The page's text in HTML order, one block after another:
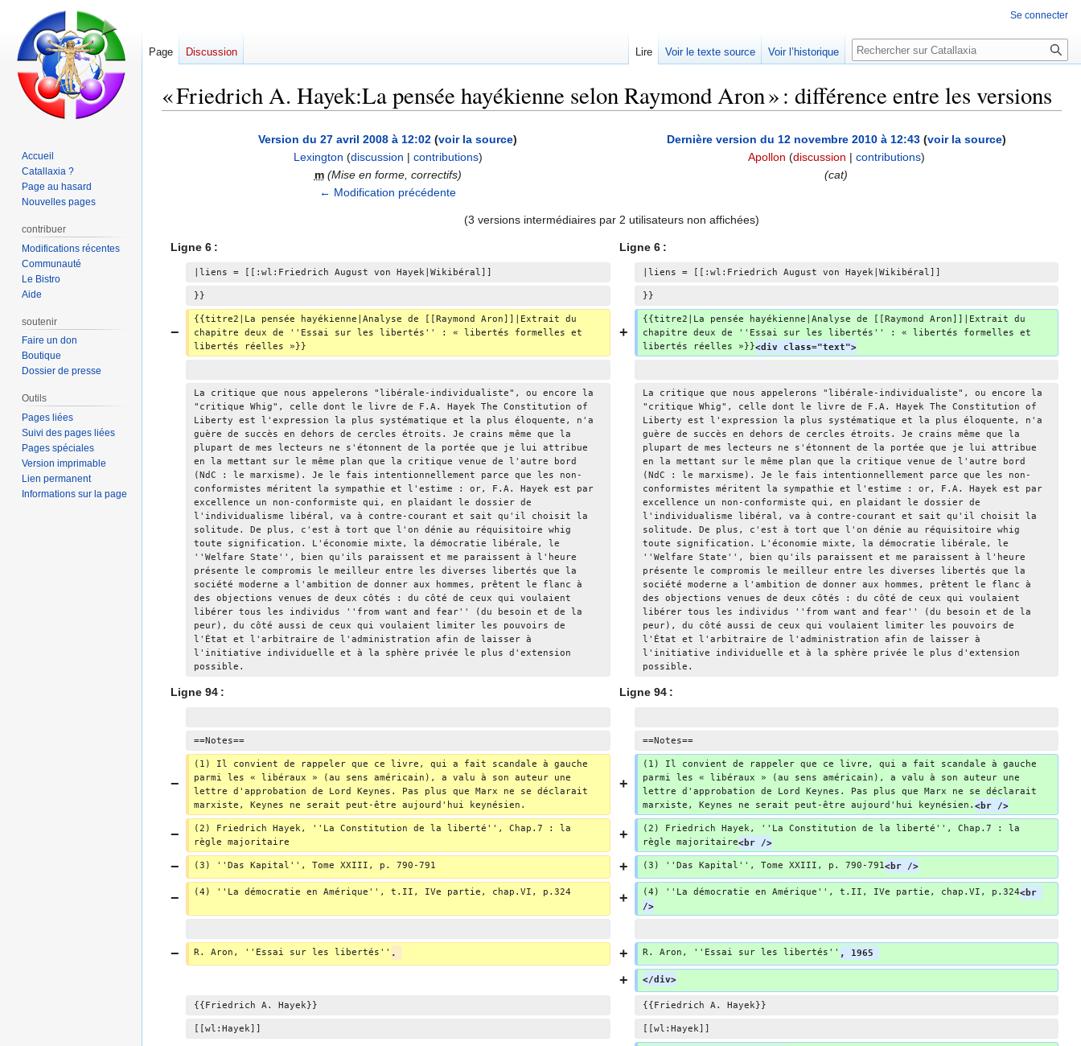
« Friedrich A. Hayek:La pensée hayékienne selon Raymond Aron » : différence entre les versions
Version du 27 avril 2008 à 12:02 (voir la source)
Lexington (discussion | contributions)
m (Mise en forme, correctifs)
← Modification précédente
Dernière version du 12 novembre 2010 à 12:43 (voir la source)
Apollon (discussion | contributions)
(cat)
(3 versions intermédiaires par 2 utilisateurs non affichées)
Ligne 6 : Ligne 6 :
|liens = [[:wl:Friedrich August von Hayek|Wikibéral]] |liens = [[:wl:Friedrich August von Hayek|Wikibéral]]
}} }}
{{titre2|La pensée hayékienne|Analyse de [[Raymond Aron]]|Extrait du
chapitre deux de ''Essai sur les libertés'' : « libertés formelles et
libertés réelles »}}
{{titre2|La pensée hayékienne|Analyse de [[Raymond Aron]]|Extrait du
chapitre deux de ''Essai sur les libertés'' : « libertés formelles et
libertés réelles »}}<div class="text">
La critique que nous appelerons "libérale-individualiste", ou encore la
"critique Whig", celle dont le livre de F.A. Hayek The Constitution of
Liberty est l'expression la plus systématique et la plus éloquente, n'a
guère de succès en dehors de cercles étroits. Je crains même que la
plupart de mes lecteurs ne s'étonnent de la portée que je lui attribue
en la mettant sur le même plan que la critique venue de l'autre bord
(NdC : le marxisme). Je le fais intentionnellement parce que les non-
conformistes méritent la sympathie et l'estime : or, F.A. Hayek est par
excellence un non-conformiste qui, en plaidant le dossier de
l'individualisme libéral, va à contre-courant et sait qu'il choisit la
solitude. De plus, c'est à tort que l'on dénie au réquisitoire whig
toute signification. L'économie mixte, la démocratie libérale, le
''Welfare State'', bien qu'ils paraissent et me paraissent à l'heure
présente le compromis le meilleur entre les diverses libertés que la
société moderne a l'ambition de donner aux hommes, prêtent le flanc à
des objections venues de deux côtés : du côté de ceux qui voulaient
libérer tous les individus ''from want and fear'' (du besoin et de la
peur), du côté aussi de ceux qui voulaient limiter les pouvoirs de
l'État et l'arbitraire de l'administration afin de laisser à
l'initiative individuelle et à la sphère privée le plus d'extension
possible.
La critique que nous appelerons "libérale-individualiste", ou encore la
"critique Whig", celle dont le livre de F.A. Hayek The Constitution of
Liberty est l'expression la plus systématique et la plus éloquente, n'a
guère de succès en dehors de cercles étroits. Je crains même que la
plupart de mes lecteurs ne s'étonnent de la portée que je lui attribue
en la mettant sur le même plan que la critique venue de l'autre bord
(NdC : le marxisme). Je le fais intentionnellement parce que les non-
conformistes méritent la sympathie et l'estime : or, F.A. Hayek est par
excellence un non-conformiste qui, en plaidant le dossier de
l'individualisme libéral, va à contre-courant et sait qu'il choisit la
solitude. De plus, c'est à tort que l'on dénie au réquisitoire whig
toute signification. L'économie mixte, la démocratie libérale, le
''Welfare State'', bien qu'ils paraissent et me paraissent à l'heure
présente le compromis le meilleur entre les diverses libertés que la
société moderne a l'ambition de donner aux hommes, prêtent le flanc à
des objections venues de deux côtés : du côté de ceux qui voulaient
libérer tous les individus ''from want and fear'' (du besoin et de la
peur), du côté aussi de ceux qui voulaient limiter les pouvoirs de
l'État et l'arbitraire de l'administration afin de laisser à
l'initiative individuelle et à la sphère privée le plus d'extension
possible.
Ligne 94 : Ligne 94 :
==Notes== ==Notes==
(1) Il convient de rappeler que ce livre, qui a fait scandale à gauche
parmi les « libéraux » (au sens américain), a valu à son auteur une
lettre d'approbation de Lord Keynes. Pas plus que Marx ne se déclarait
marxiste, Keynes ne serait peut-être aujourd'hui keynésien.
(1) Il convient de rappeler que ce livre, qui a fait scandale à gauche
parmi les « libéraux » (au sens américain), a valu à son auteur une
lettre d'approbation de Lord Keynes. Pas plus que Marx ne se déclarait
marxiste, Keynes ne serait peut-être aujourd'hui keynésien. <br />
(2) Friedrich Hayek, ''La Constitution de la liberté'', Chap.7 : la
règle majoritaire
(2) Friedrich Hayek, ''La Constitution de la liberté'', Chap.7 : la
règle majoritaire<br />
(3) ''Das Kapital'', Tome XXIII, p. 790-791 (3) ''Das Kapital'', Tome XXIII, p. 790-791<br />
(4) ''La démocratie en Amérique'', t.II, IVe partie, chap.VI, p.324 (4) ''La démocratie en Amérique'', t.II, IVe partie, chap.VI, p.324<br
/>
R. Aron, ''Essai sur les libertés'' . R. Aron, ''Essai sur les libertés'' , 1965
</div>
{{Friedrich A. Hayek}} {{Friedrich A. Hayek}}
[[wl:Hayek]] [[wl:Hayek]]
Se connecter
Page Discussion Lire Voir le texte source Voir l’historique Rechercher
Accueil
Catallaxia ?
Page au hasard
Nouvelles pages
contribuer
Modifications récentes
Communauté
Le Bistro
Aide
soutenir
Faire un don
Boutique
Dossier de presse
Outils
Pages liées
Suivi des pages liées
Pages spéciales
Version imprimable
Lien permanent
Informations sur la page